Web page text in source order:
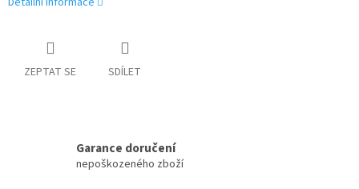
ZEPTAT SE SDÍLET
Garance doručení
nepoškozeného zboží